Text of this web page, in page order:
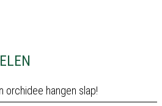
orchidee hangen slap!